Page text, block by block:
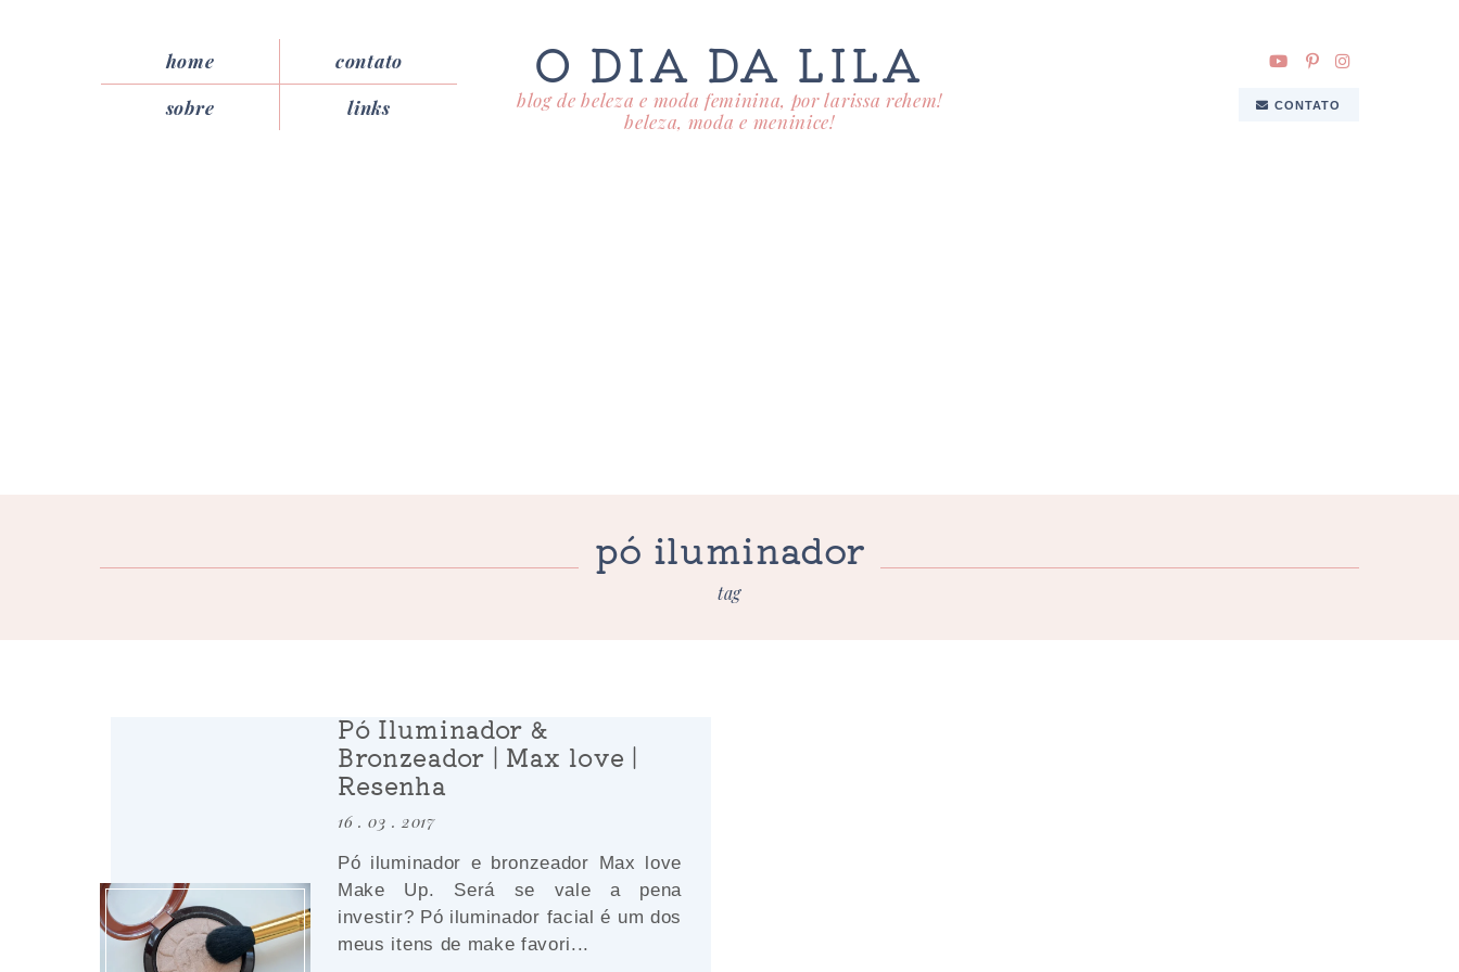
home
contato
sobre
links
O DIA DA LILA
blog de beleza e moda feminina, por larissa rehem!
beleza, moda e meninice!
CONTATO
pó iluminador
tag
Pó Iluminador &
Bronzeador | Max love |
Resenha
16 . 03 . 2017
Pó iluminador e bronzeador Max love
Make Up. Será se vale a pena
investir? Pó iluminador facial é um dos
meus itens de make favori...